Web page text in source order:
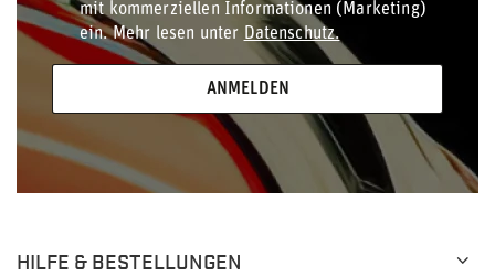
mit kommerziellen Informationen (Marketing)
ein. Mehr lesen unter Datenschutz.
ANMELDEN
HILFE & BESTELLUNGEN